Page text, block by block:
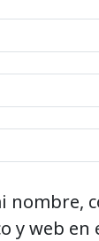
nombre,
y web en